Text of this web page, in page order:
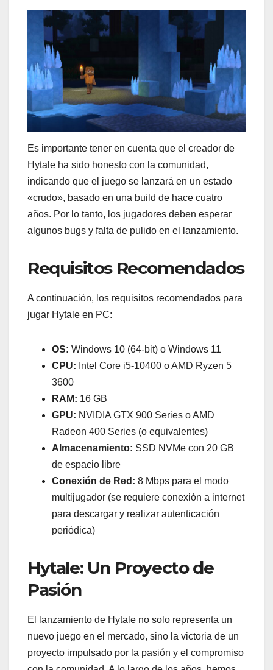
Es importante tener en cuenta que el creador de
Hytale ha sido honesto con la comunidad,
indicando que el juego se lanzará en un estado
«crudo», basado en una build de hace cuatro
años. Por lo tanto, los jugadores deben esperar
algunos bugs y falta de pulido en el lanzamiento.
Requisitos Recomendados
A continuación, los requisitos recomendados para
jugar Hytale en PC:
OS: Windows 10 (64-bit) o Windows 11
CPU: Intel Core i5-10400 o AMD Ryzen 5
3600
RAM: 16 GB
GPU: NVIDIA GTX 900 Series o AMD
Radeon 400 Series (o equivalentes)
Almacenamiento: SSD NVMe con 20 GB
de espacio libre
Conexión de Red: 8 Mbps para el modo
multijugador (se requiere conexión a internet
para descargar y realizar autenticación
periódica)
Hytale: Un Proyecto de
Pasión
El lanzamiento de Hytale no solo representa un
nuevo juego en el mercado, sino la victoria de un
proyecto impulsado por la pasión y el compromiso